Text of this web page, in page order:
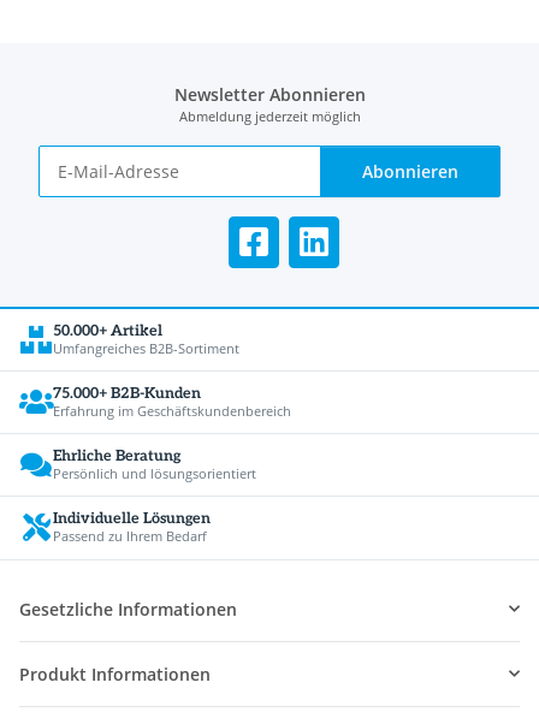
Newsletter Abonnieren
Abmeldung jederzeit möglich
Abonnieren
50.000+ Artikel
Umfangreiches B2B-Sortiment
75.000+ B2B-Kunden
Erfahrung im Geschäftskundenbereich
Ehrliche Beratung
Persönlich und lösungsorientiert
Individuelle Lösungen
Passend zu Ihrem Bedarf
Gesetzliche Informationen
Produkt Informationen